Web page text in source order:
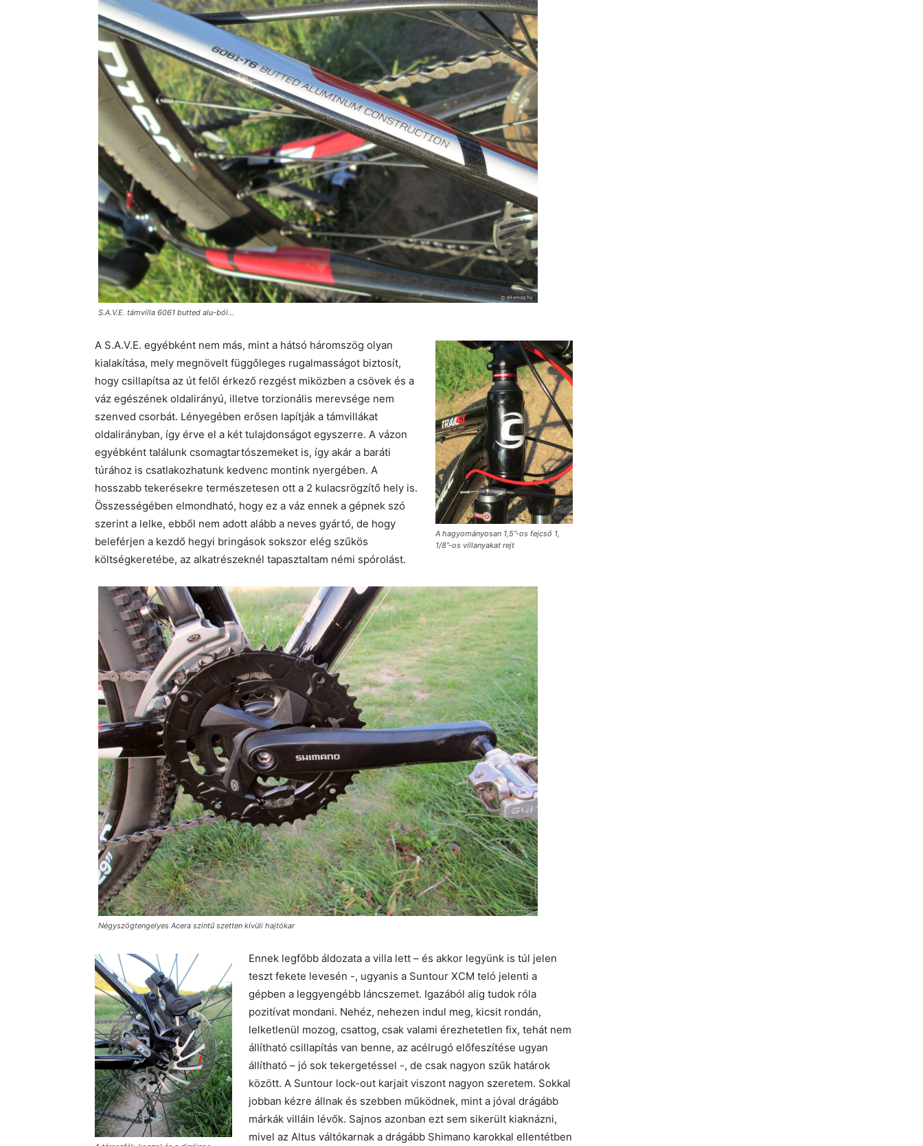
S.A.V.E. támvilla 6061 butted alu-ból…
A hagyományosan 1,5”-os fejcső 1,
1/8”-os villanyakat rejt
A S.A.V.E. egyébként nem más, mint a hátsó háromszög olyan
kialakítása, mely megnövelt függőleges rugalmasságot biztosít,
hogy csillapítsa az út felől érkező rezgést miközben a csövek és a
váz egészének oldalirányú, illetve torzionális merevsége nem
szenved csorbát. Lényegében erősen lapítják a támvillákat
oldalirányban, így érve el a két tulajdonságot egyszerre. A vázon
egyébként találunk csomagtartószemeket is, így akár a baráti
túrához is csatlakozhatunk kedvenc montink nyergében. A
hosszabb tekerésekre természetesen ott a 2 kulacsrögzítő hely is.
Összességében elmondható, hogy ez a váz ennek a gépnek szó
szerint a lelke, ebből nem adott alább a neves gyártó, de hogy
beleférjen a kezdő hegyi bringások sokszor elég szűkös
költségkeretébe, az alkatrészeknél tapasztaltam némi spórolást.
Négyszögtengelyes Acera szintű szetten kívüli hajtókar
Ennek legfőbb áldozata a villa lett – és akkor legyünk is túl jelen
teszt fekete levesén -, ugyanis a Suntour XCM teló jelenti a
gépben a leggyengébb láncszemet. Igazából alig tudok róla
pozitívat mondani. Nehéz, nehezen indul meg, kicsit rondán,
lelketlenül mozog, csattog, csak valami érezhetetlen fix, tehát nem
állítható csillapítás van benne, az acélrugó előfeszítése ugyan
állítható – jó sok tekergetéssel -, de csak nagyon szűk határok
között. A Suntour lock-out karjait viszont nagyon szeretem. Sokkal
jobban kézre állnak és szebben működnek, mint a jóval drágább
márkák villáin lévők. Sajnos azonban ezt sem sikerült kiaknázni,
mivel az Altus váltókarnak a drágább Shimano karokkal ellentétben